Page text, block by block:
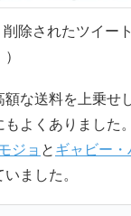
削除されたツイー
な送料を上乗せ
よくありました
ジョ と ギャビー・
ました。